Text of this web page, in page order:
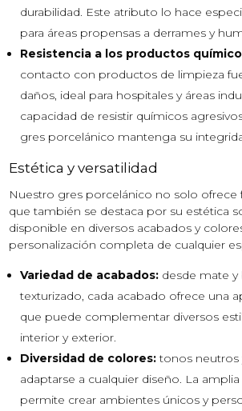
durabilidad. Este atributo lo hace
para áreas propensas a derrames y
Resistencia a los productos
contacto con productos de limpieza
daños, ideal para hospitales y áreas
capacidad de resistir químicos
gres porcelánico mantenga su
Estética y versatilidad
Nuestro gres porcelánico no solo ofrece
que también se destaca por su estética
disponible en diversos acabados y
personalización completa de cualquier
Variedad de acabados: desde mate y
texturizado, cada acabado ofrece una
que puede complementar diversos
interior y exterior.
Diversidad de colores:tonos neutros
adaptarse a cualquier diseño. La
permite crear ambientes únicos y